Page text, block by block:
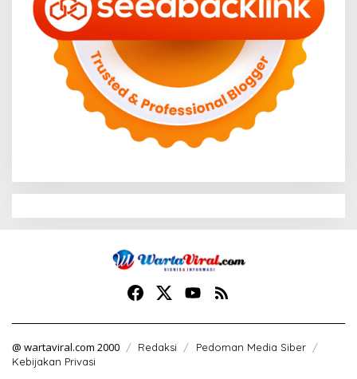
@ wartaviral.com 2000 Redaksi
Pedoman Media Siber
Kebijakan Privasi